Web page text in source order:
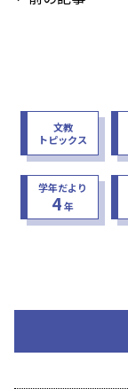
文教
トピックス
学年だより
4年